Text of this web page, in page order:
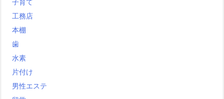
子育て
工務店
本棚
歯
水素
片付け
男性エステ